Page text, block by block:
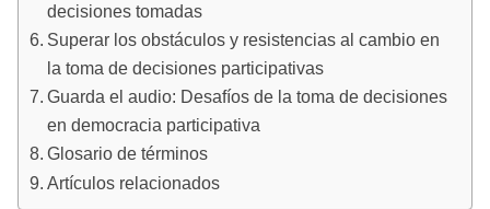
decisiones tomadas
Superar los obstáculos y resistencias al cambio en
la toma de decisiones participativas
Guarda el audio: Desafíos de la toma de decisiones
en democracia participativa
Glosario de términos
Artículos relacionados